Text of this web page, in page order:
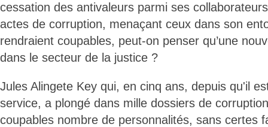
cessation des antivaleurs parmi ses
actes de corruption, menaçant ceux dans son
rendraient coupables, peut-on penser qu’une
dans le secteur de la justice ?
Jules Alingete Key qui, en cinq ans, depuis qu'il
service, a plongé dans mille dossiers de
coupables nombre de personnalités, sans certes